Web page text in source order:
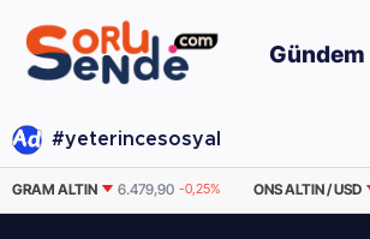
Gündem
#yeterincesosyal
GRAM ALTIN 6.479,90 -0,25% ONS ALTIN / USD